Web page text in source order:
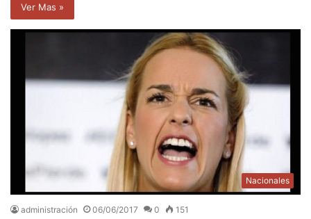
Ver Mas »
Nacionales
administración 06/06/2017 0 151